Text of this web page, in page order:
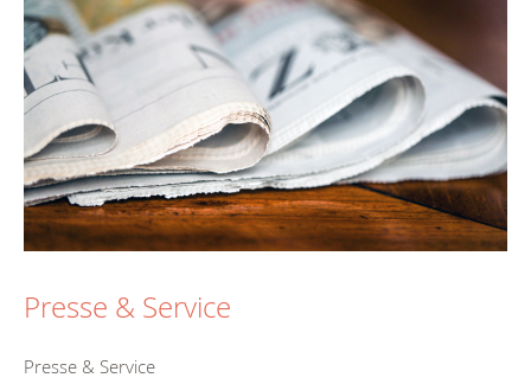
Presse & Service
Presse & Service